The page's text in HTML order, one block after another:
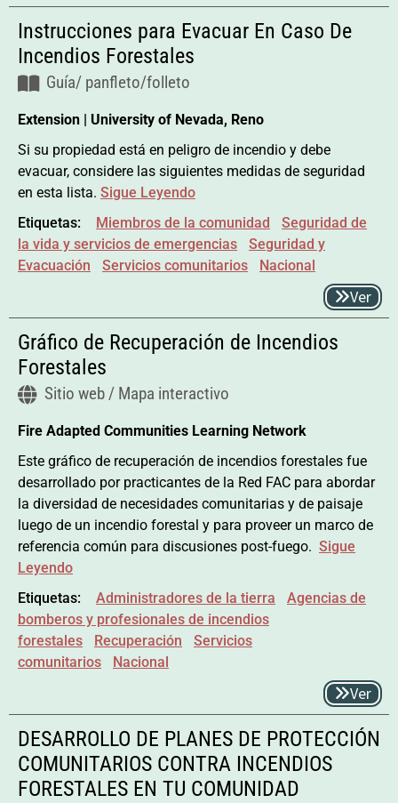
Instrucciones para Evacuar En Caso De
Incendios Forestales
Guía/ panfleto/folleto
Extension | University of Nevada, Reno
Si su propiedad está en peligro de incendio y debe
evacuar, considere las siguientes medidas de seguridad
en esta lista. Sigue Leyendo
Etiquetas:
Miembros de la comunidad
Seguridad de
la vida y servicios de emergencias
Seguridad y
Evacuación
Servicios comunitarios Nacional
Ver
Gráfico de Recuperación de Incendios
Forestales
Sitio web / Mapa interactivo
Fire Adapted Communities Learning Network
Este gráfico de recuperación de incendios forestales fue
desarrollado por practicantes de la Red FAC para abordar
la diversidad de necesidades comunitarias y de paisaje
luego de un incendio forestal y para proveer un marco de
referencia común para discusiones post-fuego. Sigue
Leyendo
Etiquetas:
Administradores de la tierra
Agencias de
bomberos y profesionales de incendios
forestales
Recuperación
Servicios
comunitarios
Nacional
Ver
DESARROLLO DE PLANES DE PROTECCIÓN
COMUNITARIOS CONTRA INCENDIOS
FORESTALES EN TU COMUNIDAD